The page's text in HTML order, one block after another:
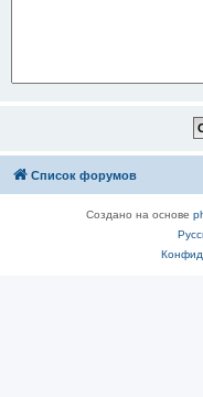
Список форумов
Создано на основе